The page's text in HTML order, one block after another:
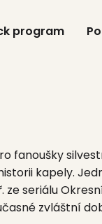
program
fanoušky
kapely.
ze seriálu
zvláštní